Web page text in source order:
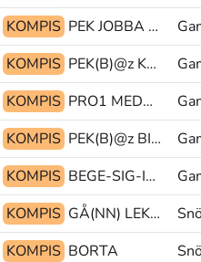
KOMPIS PEK JOBBA PEK
KOMPIS PEK(B)@z KOMMA ORDNING+TVÅ(da)
KOMPIS PRO1 MEDDELA PRO1
KOMPIS PEK(B)@z BIL FÖRR-I-TID
KOMPIS BEGE-SIG-IVÄG BIL POSS
KOMPIS GÅ(NN) LEKA@rd tp@&
KOMPIS BORTA